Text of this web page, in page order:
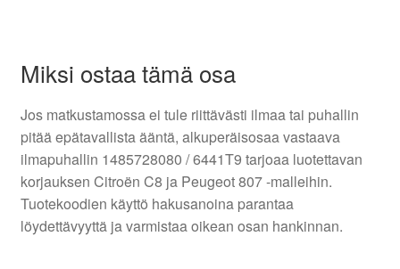
Miksi ostaa tämä osa
Jos matkustamossa ei tule riittävästi ilmaa tai puhallin
pitää epätavallista ääntä, alkuperäisosaa vastaava
ilmapuhallin 1485728080 / 6441T9 tarjoaa luotettavan
korjauksen Citroën C8 ja Peugeot 807 -malleihin.
Tuotekoodien käyttö hakusanoina parantaa
löydettävyyttä ja varmistaa oikean osan hankinnan.